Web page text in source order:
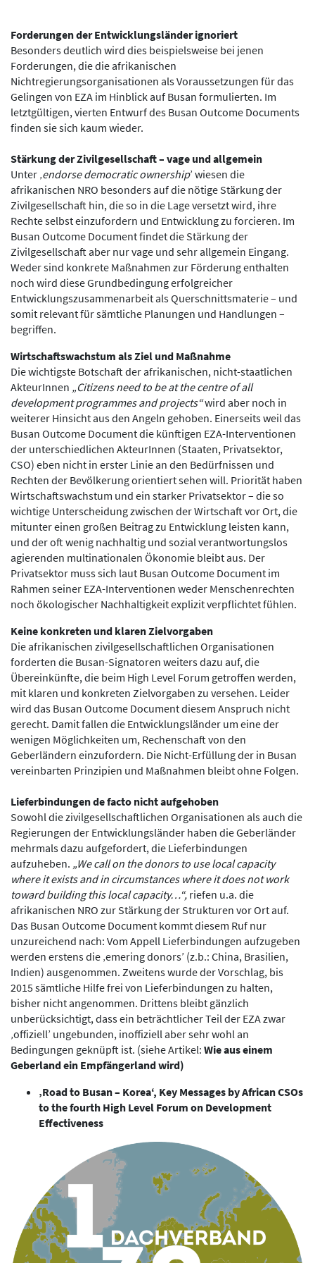
Forderungen der Entwicklungsländer ignoriert
Besonders deutlich wird dies beispielsweise bei jenen
Forderungen, die die afrikanischen
Nichtregierungsorganisationen als Voraussetzungen für das
Gelingen von EZA im Hinblick auf Busan formulierten. Im
letztgültigen, vierten Entwurf des Busan Outcome Documents
finden sie sich kaum wieder.
Stärkung der Zivilgesellschaft – vage und allgemein
Unter ‚endorse democratic ownership’ wiesen die
afrikanischen NRO besonders auf die nötige Stärkung der
Zivilgesellschaft hin, die so in die Lage versetzt wird, ihre
Rechte selbst einzufordern und Entwicklung zu forcieren. Im
Busan Outcome Document findet die Stärkung der
Zivilgesellschaft aber nur vage und sehr allgemein Eingang.
Weder sind konkrete Maßnahmen zur Förderung enthalten
noch wird diese Grundbedingung erfolgreicher
Entwicklungszusammenarbeit als Querschnittsmaterie – und
somit relevant für sämtliche Planungen und Handlungen –
begriffen.
Wirtschaftswachstum als Ziel und Maßnahme
Die wichtigste Botschaft der afrikanischen, nicht-staatlichen
AkteurInnen „Citizens need to be at the centre of all
development programmes and projects“wird aber noch in
weiterer Hinsicht aus den Angeln gehoben. Einerseits weil das
Busan Outcome Document die künftigen EZA-Interventionen
der unterschiedlichen AkteurInnen (Staaten, Privatsektor,
CSO) eben nicht in erster Linie an den Bedürfnissen und
Rechten der Bevölkerung orientiert sehen will. Priorität haben
Wirtschaftswachstum und ein starker Privatsektor – die so
wichtige Unterscheidung zwischen der Wirtschaft vor Ort, die
mitunter einen großen Beitrag zu Entwicklung leisten kann,
und der oft wenig nachhaltig und sozial verantwortungslos
agierenden multinationalen Ökonomie bleibt aus. Der
Privatsektor muss sich laut Busan Outcome Document im
Rahmen seiner EZA-Interventionen weder Menschenrechten
noch ökologischer Nachhaltigkeit explizit verpflichtet fühlen.
Keine konkreten und klaren Zielvorgaben
Die afrikanischen zivilgesellschaftlichen Organisationen
forderten die Busan-Signatoren weiters dazu auf, die
Übereinkünfte, die beim High Level Forum getroffen werden,
mit klaren und konkreten Zielvorgaben zu versehen. Leider
wird das Busan Outcome Document diesem Anspruch nicht
gerecht. Damit fallen die Entwicklungsländer um eine der
wenigen Möglichkeiten um, Rechenschaft von den
Geberländern einzufordern. Die Nicht-Erfüllung der in Busan
vereinbarten Prinzipien und Maßnahmen bleibt ohne Folgen.
Lieferbindungen de facto nicht aufgehoben
Sowohl die zivilgesellschaftlichen Organisationen als auch die
Regierungen der Entwicklungsländer haben die Geberländer
mehrmals dazu aufgefordert, die Lieferbindungen
aufzuheben. „We call on the donors to use local capacity
where it exists and in circumstances where it does not work
toward building this local capacity…“, riefen u.a. die
afrikanischen NRO zur Stärkung der Strukturen vor Ort auf.
Das Busan Outcome Document kommt diesem Ruf nur
unzureichend nach: Vom Appell Lieferbindungen aufzugeben
werden erstens die ‚emering donors’ (z.b.: China, Brasilien,
Indien) ausgenommen. Zweitens wurde der Vorschlag, bis
2015 sämtliche Hilfe frei von Lieferbindungen zu halten,
bisher nicht angenommen. Drittens bleibt gänzlich
unberücksichtigt, dass ein beträchtlicher Teil der EZA zwar
‚offiziell’ ungebunden, inoffiziell aber sehr wohl an
Bedingungen geknüpft ist. (siehe Artikel: Wie aus einem
Geberland ein Empfängerland wird)
‚Road to Busan – Korea‘, Key Messages by African CSOs
to the fourth High Level Forum on Development
Effectiveness